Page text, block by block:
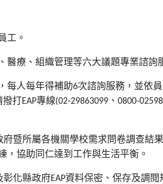
工。
醫療、組織管理等六大議題專業諮詢
每人每年得補助6次諮詢服務，並依
打 EAP專線(02-29863099 、 0800-
暨所屬各機關學校需求問卷調查結
，協助同仁達到工作與生活平衡。
彰化縣政府EAP資料保密、保存及調閱